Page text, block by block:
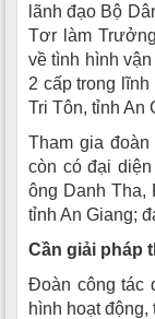
lãnh đạo Bộ
Tơr làm
về tình hình
2 cấp trong
Tri Tôn, tỉnh An
Tham gia
còn có đại
ông Danh Tha,
tỉnh An Giang;
Cần giải pháp
Đoàn công tác
hình hoạt